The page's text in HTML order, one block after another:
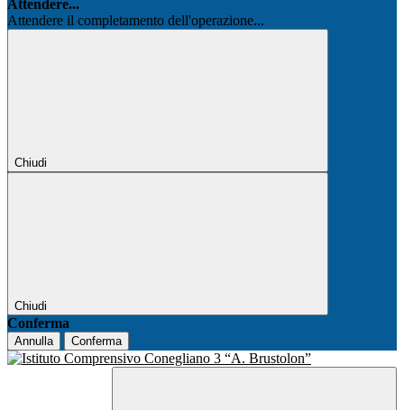
Attendere...
Attendere il completamento dell'operazione...
Chiudi
Chiudi
Conferma
Annulla Conferma